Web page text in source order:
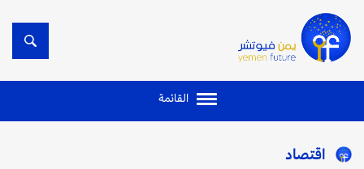
القائمة
اقتصاد